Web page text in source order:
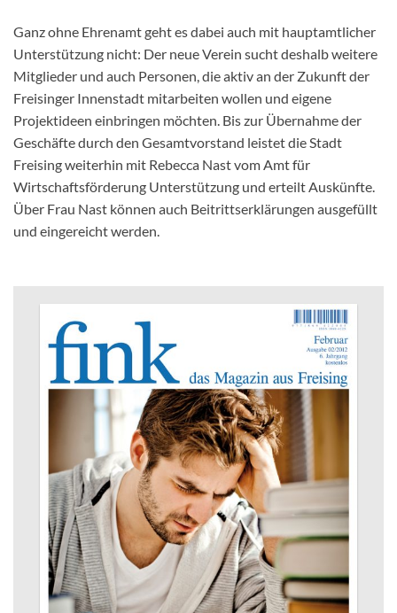
Ganz ohne Ehrenamt geht es dabei auch mit hauptamtlicher
Unterstützung nicht: Der neue Verein sucht deshalb weitere
Mitglieder und auch Personen, die aktiv an der Zukunft der
Freisinger Innenstadt mitarbeiten wollen und eigene
Projektideen einbringen möchten. Bis zur Übernahme der
Geschäfte durch den Gesamtvorstand leistet die Stadt
Freising weiterhin mit Rebecca Nast vom Amt für
Wirtschaftsförderung Unterstützung und erteilt Auskünfte.
Über Frau Nast können auch Beitrittserklärungen ausgefüllt
und eingereicht werden.